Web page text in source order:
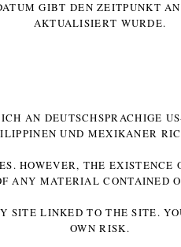
GIBT DEN ZEITPUNKT
AKTUALISIERT WURDE.
AN DEUTSCHSPRACHIGE
UND MEXIKANER
HOWEVER, THE
ANY MATERIAL CONTAINED
SITE LINKED TO THE SITE.
OWN RISK.